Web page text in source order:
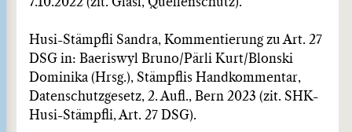
Husi-Stämpfli Sandra, Kommentierung zu Art. 27
DSG in: Baeriswyl Bruno/Pärli Kurt/Blonski
Dominika (Hrsg.), Stämpflis Handkommentar,
Datenschutzgesetz, 2. Aufl., Bern 2023 (zit. SHK-
Husi-Stämpfli, Art. 27 DSG).